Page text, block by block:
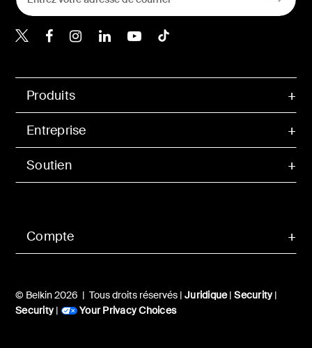
Compte
Produits
Entreprise
Soutien
© Belkin 2026 | Tous droits réservés | Juridique|Security |
Security | Your Privacy Choices
Belkin Twitter
Belkin Facebook
Belkin Instagram
Belkin LinkedIn
Belkin Youtube
Belkin TikTok